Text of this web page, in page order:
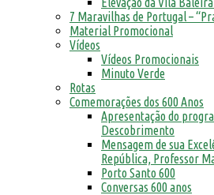
7 Maravilhas de Portugal –
Material Promocional
Vídeos
Vídeos Promocionais
Minuto Verde
Rotas
Comemorações dos 600 Anos
Apresentação do
Descobrimento
Mensagem de sua
República, Professor
Porto Santo 600
Conversas 600 anos